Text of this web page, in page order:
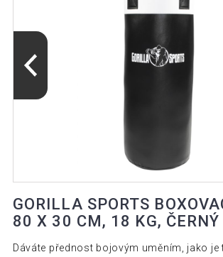
GORILLA SPORTS
80 X 30 CM, 18 KG, ČERNÝ
Dáváte přednost bojovým uměním, jako je